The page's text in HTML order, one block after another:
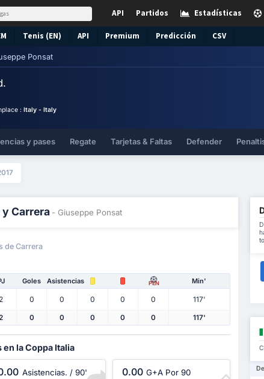
Estadísticas
Partidos
API
Tenis (EN) API Premium Predicción CSV
Ponsat
:Italy - Italy
y pases Regate Tarjetas & Faltas Defender
Carrera - Giuseppe Ponsat
de Carrera
Goles Asistencias PEN Min'
2 0 0 0 0 0 117'
0 0 0 0 0 117'
la Coppa Italia
Asistencias. / 90' 0.00 G+A Por 90